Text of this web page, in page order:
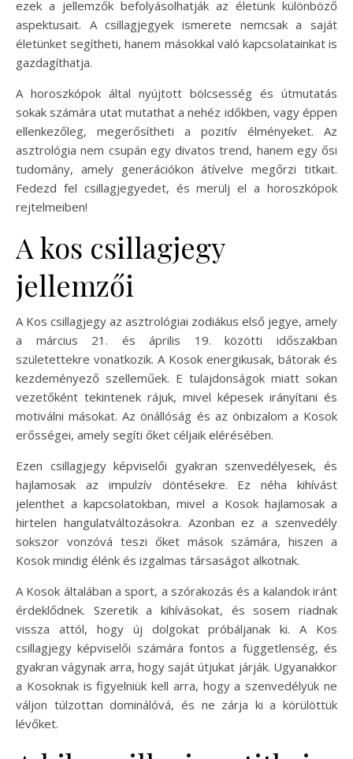
ezek a jellemzők befolyásolhatják az életünk különböző
aspektusait. A csillagjegyek ismerete nemcsak a saját
életünket segítheti, hanem másokkal való kapcsolatainkat is
gazdagíthatja.
A horoszkópok által nyújtott bölcsesség és útmutatás
sokak számára utat mutathat a nehéz időkben, vagy éppen
ellenkezőleg, megerősítheti a pozitív élményeket. Az
asztrológia nem csupán egy divatos trend, hanem egy ősi
tudomány, amely generációkon átívelve megőrzi titkait.
Fedezd fel csillagjegyedet, és merülj el a horoszkópok
rejtelmeiben!
A kos csillagjegy
jellemzői
A Kos csillagjegy az asztrológiai zodiákus első jegye, amely
a március 21. és április 19. közötti időszakban
születettekre vonatkozik. A Kosok energikusak, bátorak és
kezdeményező szelleműek. E tulajdonságok miatt sokan
vezetőként tekintenek rájuk, mivel képesek irányítani és
motiválni másokat. Az önállóság és az önbizalom a Kosok
erősségei, amely segíti őket céljaik elérésében.
Ezen csillagjegy képviselői gyakran szenvedélyesek, és
hajlamosak az impulzív döntésekre. Ez néha kihívást
jelenthet a kapcsolatokban, mivel a Kosok hajlamosak a
hirtelen hangulatváltozásokra. Azonban ez a szenvedély
sokszor vonzóvá teszi őket mások számára, hiszen a
Kosok mindig élénk és izgalmas társaságot alkotnak.
A Kosok általában a sport, a szórakozás és a kalandok iránt
érdeklődnek. Szeretik a kihívásokat, és sosem riadnak
vissza attól, hogy új dolgokat próbáljanak ki. A Kos
csillagjegy képviselői számára fontos a függetlenség, és
gyakran vágynak arra, hogy saját útjukat járják. Ugyanakkor
a Kosoknak is figyelniük kell arra, hogy a szenvedélyük ne
váljon túlzottan dominálóvá, és ne zárja ki a körülöttük
lévőket.